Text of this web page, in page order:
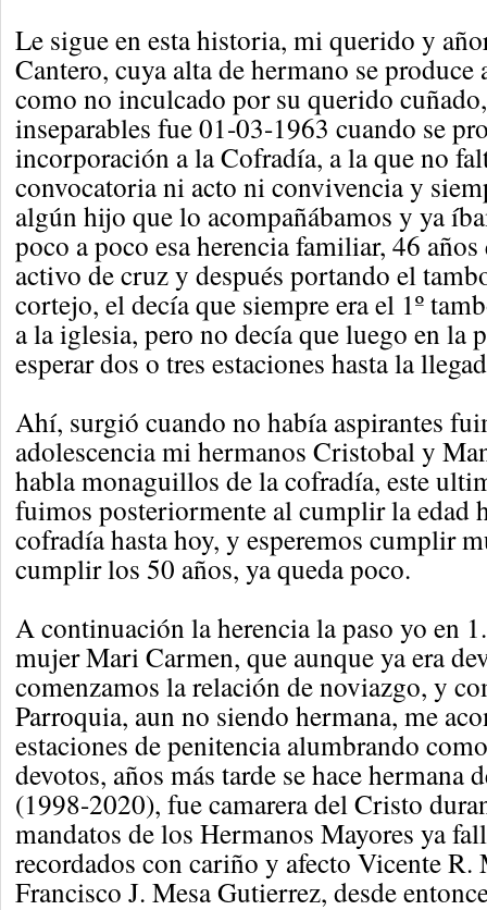
Le sigue en esta historia, mi querido y
Cantero, cuya alta de hermano se produce
como no inculcado por su querido
inseparables fue 01-03-1963 cuando se
incorporación a la Cofradía, a la que no
convocatoria ni acto ni convivencia y
algún hijo que lo acompañábamos y ya
poco a poco esa herencia familiar, 46
activo de cruz y después portando el
cortejo, el decía que siempre era el 1º
a la iglesia, pero no decía que luego en la
esperar dos o tres estaciones hasta la
Ahí, surgió cuando no había aspirantes
adolescencia mi hermanos Cristobal y
habla monaguillos de la cofradía, este
fuimos posteriormente al cumplir la edad
cofradía hasta hoy, y esperemos cumplir
cumplir los 50 años, ya queda poco.
A continuación la herencia la paso yo en
mujer Mari Carmen, que aunque ya era
comenzamos la relación de noviazgo, y
Parroquia, aun no siendo hermana, me
estaciones de penitencia alumbrando
devotos, años más tarde se hace hermana
(1998-2020), fue camarera del Cristo
mandatos de los Hermanos Mayores ya
recordados con cariño y afecto Vicente
Francisco J. Mesa Gutierrez, desde